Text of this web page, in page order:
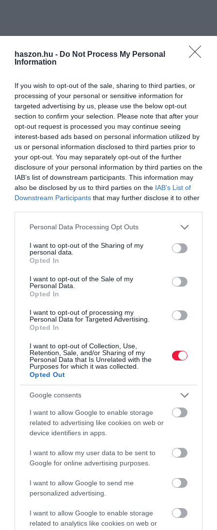
haszon.hu - Do Not Process My Personal
Information
If you wish to opt-out of the sale, sharing to third parties, or
processing of your personal or sensitive information for
targeted advertising by us, please use the below opt-out
section to confirm your selection. Please note that after your
opt-out request is processed you may continue seeing
interest-based ads based on personal information utilized by
us or personal information disclosed to third parties prior to
your opt-out. You may separately opt-out of the further
disclosure of your personal information by third parties on the
IAB’s list of downstream participants. This information may
also be disclosed by us to third parties on the IAB’s List of
Downstream Participants that may further disclose it to other
Please note that this website/app uses one or more Google
not limited to your visit or usage behaviour. You may click to
grant or deny consent to Google and its third-party tags to
use your data for below specified purposes in below Google
consent section.
Personal Data Processing Opt Outs
I want to opt-out of the Sharing of my
personal data.
Opted In
I want to opt-out of the Sale of my
Personal Data.
Opted In
I want to opt-out of processing my
Personal Data for Targeted Advertising.
Opted In
I want to opt-out of Collection, Use,
Retention, Sale, and/or Sharing of my
Personal Data that Is Unrelated with the
Purposes for which it was collected.
Opted Out
Google consents
I want to allow Google to enable storage
related to advertising like cookies on web or
device identifiers in apps.
I want to allow my user data to be sent to
Google for online advertising purposes.
I want to allow Google to send me
personalized advertising.
I want to allow Google to enable storage
related to analytics like cookies on web or
A minisztériumról lepattantak, most a NAV-ot
győzködik a könyvelők
A Minősített Könyvelők Egyesülete (Minke) a céges bevallások
és beszámolók esetleges késedelmes benyújtása miatt most azért
kért méltányosságot a NAV-tól, mert a Pénzügyminisztérium
elutasította a…